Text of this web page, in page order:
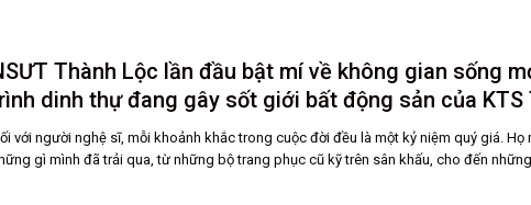
Thành Lộc lần đầu bật mí về không gian sống
dinh thự đang gây sốt giới bất động sản của KTS
với người nghệ sĩ, mỗi khoảnh khắc trong cuộc đời đều là một kỷ niệm quý giá.
gì mình đã trải qua, từ những bộ trang phục cũ kỹ trên sân khấu, cho đến những